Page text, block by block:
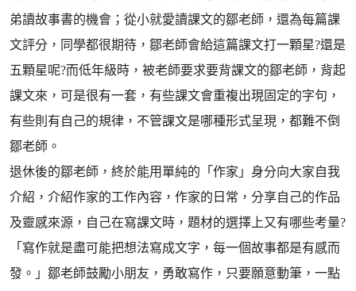
弟讀故事書的機會；從小就愛讀課文的鄒老師，還為每篇課
文評分，同學都很期待，鄒老師會給這篇課文打一顆星?還是
五顆星呢?而低年級時，被老師要求要背課文的鄒老師，背起
課文來，可是很有一套，有些課文會重複出現固定的字句，
有些則有自己的規律，不管課文是哪種形式呈現，都難不倒
鄒老師。
退休後的鄒老師，終於能用單純的「作家」身分向大家自我
介紹，介紹作家的工作內容，作家的日常，分享自己的作品
及靈感來源，自己在寫課文時，題材的選擇上又有哪些考量?
「寫作就是盡可能把想法寫成文字，每一個故事都是有感而
發。」鄒老師鼓勵小朋友，勇敢寫作，只要願意動筆，一點